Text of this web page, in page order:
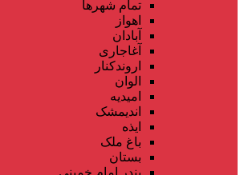
تمام شهر‌ها
اهواز
آبادان
آغاجاری
اروندکنار
الوان
امیدیه
اندیمشک
ایذه
باغ ملک
بستان
بندر امام خمینی